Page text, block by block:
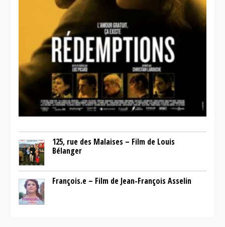
125, rue des Malaises – Film de Louis
Bélanger
François.e – Film de Jean-François Asselin